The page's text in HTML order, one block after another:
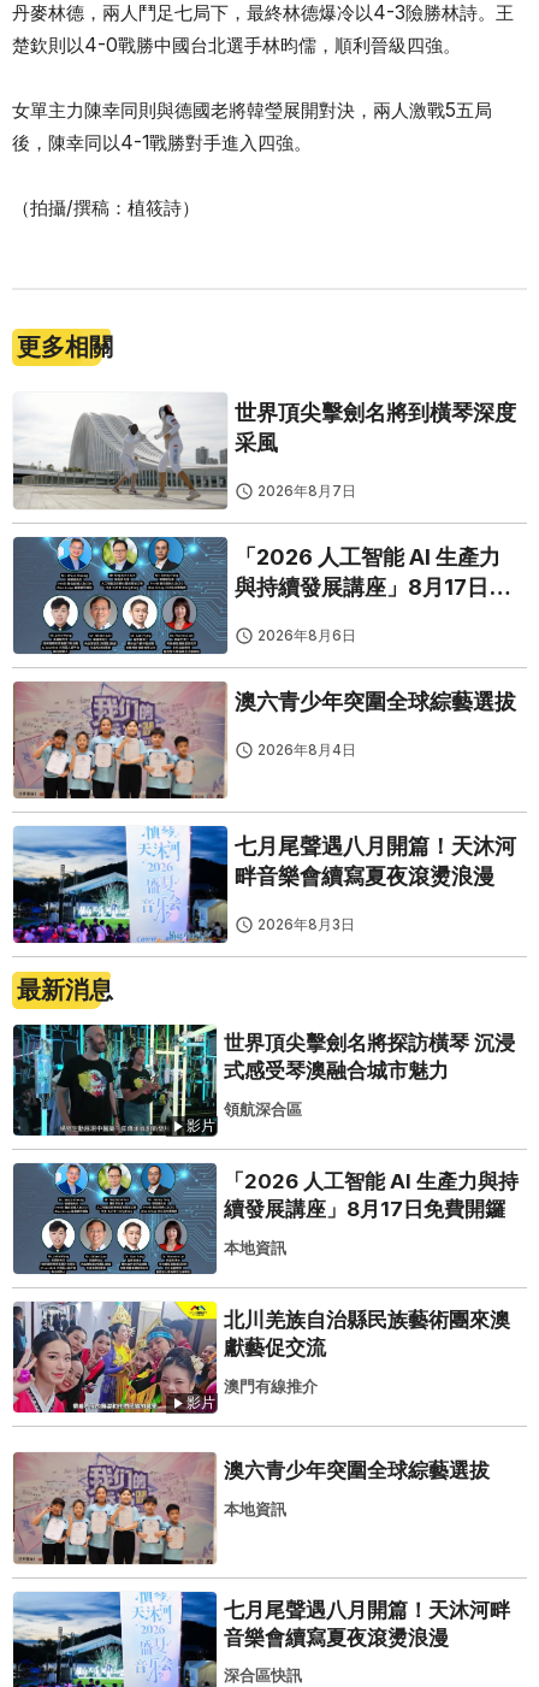
丹麥林德，兩人鬥足七局下，最終林德爆冷以4-3險勝林詩。王
楚欽則以4-0戰勝中國台北選手林昀儒，順利晉級四強。
女單主力陳幸同則與德國老將韓瑩展開對決，兩人激戰5五局
後，陳幸同以4-1戰勝對手進入四強。
（拍攝/撰稿：植筱詩）
更多相關
世界頂尖擊劍名將到橫琴深度
采風
2026年8月7日
「2026 人工智能 AI 生產力
與持續發展講座」8月17日免
2026年8月6日
澳六青少年突圍全球綜藝選拔
2026年8月4日
七月尾聲遇八月開篇！天沐河
畔音樂會續寫夏夜滾燙浪漫
2026年8月3日
最新消息
影片
世界頂尖擊劍名將探訪橫琴 沉浸
式感受琴澳融合城市魅力
領航深合區
「2026 人工智能 AI 生產力與持
續發展講座」8月17日免費開鑼
本地資訊
影片
北川羌族自治縣民族藝術團來澳
獻藝促交流
澳門有線推介
澳六青少年突圍全球綜藝選拔
本地資訊
七月尾聲遇八月開篇！天沐河畔
音樂會續寫夏夜滾燙浪漫
深合區快訊